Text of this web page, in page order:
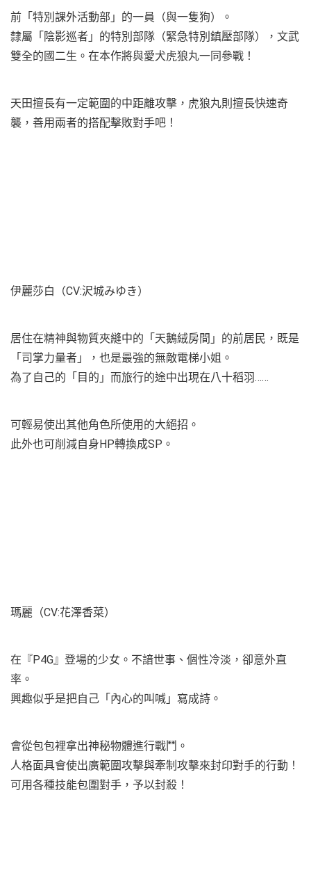
前「特別課外活動部」的一員（與一隻狗）。
隸屬「陰影巡者」的特別部隊（緊急特別鎮壓部隊），文武
雙全的國二生。在本作將與愛犬虎狼丸一同參戰！
天田擅長有一定範圍的中距離攻擊，虎狼丸則擅長快速奇
襲，善用兩者的搭配擊敗對手吧！
伊麗莎白（CV:沢城みゆき）
居住在精神與物質夾縫中的「天鵝絨房間」的前居民，既是
「司掌力量者」，也是最強的無敵電梯小姐。
為了自己的「目的」而旅行的途中出現在八十稻羽……
可輕易使出其他角色所使用的大絕招。
此外也可削減自身HP轉換成SP。
瑪麗（CV:花澤香菜）
在『P4G』登場的少女。不諳世事、個性冷淡，卻意外直
率。
興趣似乎是把自己「內心的叫喊」寫成詩。
會從包包裡拿出神秘物體進行戰鬥。
人格面具會使出廣範圍攻擊與牽制攻擊來封印對手的行動！
可用各種技能包圍對手，予以封殺！